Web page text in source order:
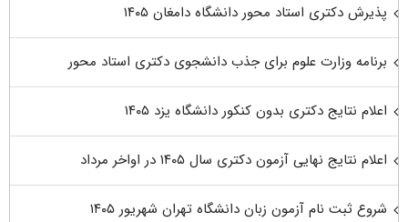
پذیرش دکتری استاد محور دانشگاه دامغان ۱۴۰۵
برنامه وزارت علوم برای جذب دانشجوی دکتری استاد محور
اعلام نتایج دکتری بدون کنکور دانشگاه یزد ۱۴۰۵
اعلام نتایج نهایی آزمون دکتری سال ۱۴۰۵ در اواخر مرداد
شروع ثبت نام آزمون زبان دانشگاه تهران شهریور ۱۴۰۵